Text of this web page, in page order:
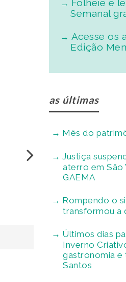
Folheie e
Semanal
Acesse os
Edição
as últimas
Mês do
Justiça
aterro em São
GAEMA
Rompendo o
transformou a
Últimos dias
Inverno
gastronomia e
Santos